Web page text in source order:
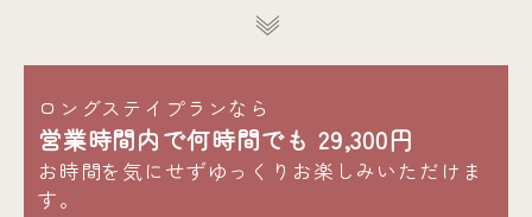
ロングステイプランなら
営業時間内で何時間でも 29,300円
お時間を気にせずゆっくりお楽しみいただけま
す。